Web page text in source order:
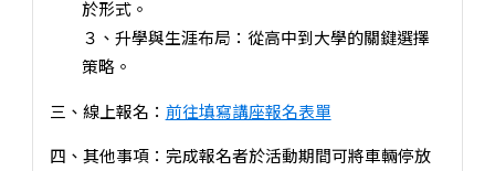
於形式。
３、升學與生涯布局：從高中到大學的關鍵選擇
策略。
三、線上報名： 前往填寫講座報名表單
四、其他事項：完成報名者於活動期間可將車輛停放